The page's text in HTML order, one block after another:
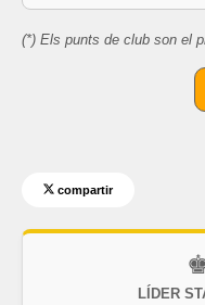
(*) Els punts de club son el
compartir
LÍDER